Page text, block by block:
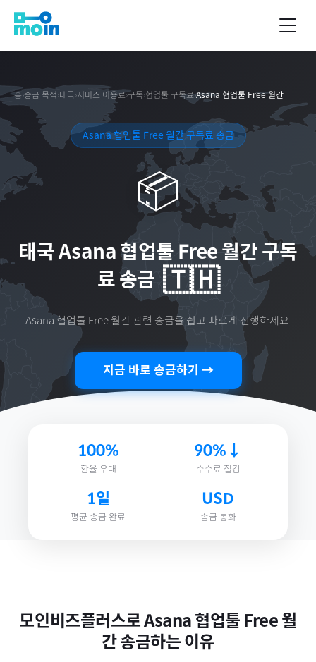
홈›송금 목적›태국›서비스 이용료›구독›협업툴 구독료›Asana 협업툴 Free 월간
Asana 협업툴 Free 월간 구독료 송금
📦
태국Asana 협업툴 Free 월간 구독
료 송금 🇹🇭
Asana 협업툴 Free 월간 관련 송금을 쉽고 빠르게 진행하세요.
지금 바로 송금하기 →
100%
환율 우대
90%↓
수수료 절감
1일
평균 송금 완료
USD
송금 통화
모인비즈플러스로Asana 협업툴 Free 월
간송금하는 이유